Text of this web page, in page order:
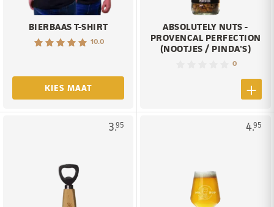
BIERBAAS T-SHIRT
10.0
KIES MAAT
ABSOLUTELY NUTS -
PROVENCAL PERFECTION
(NOOTJES / PINDA'S)
0
3.95 4.95